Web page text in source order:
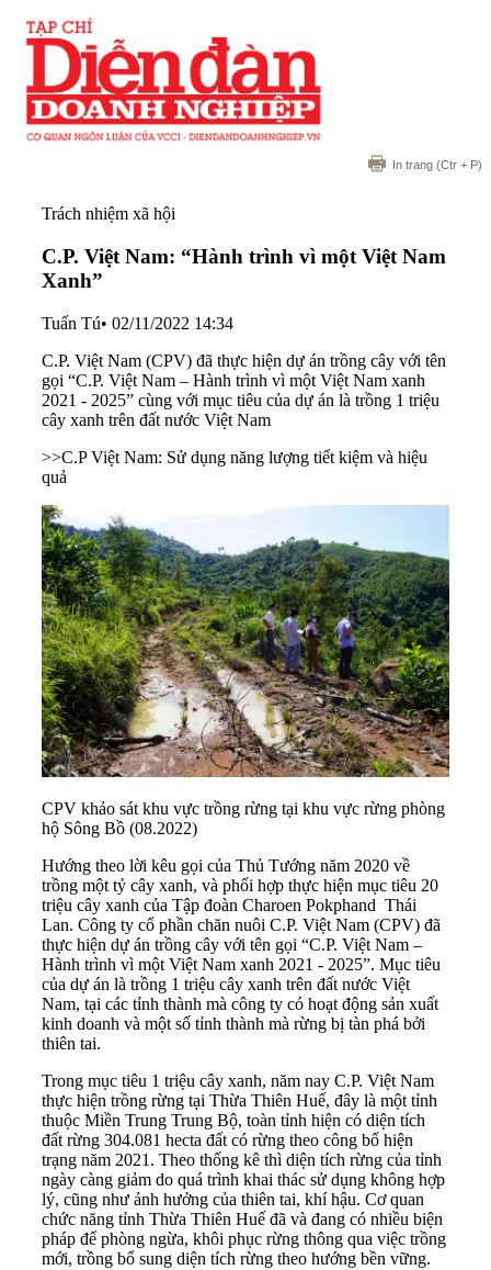
In trang (Ctr + P)
Trách nhiệm xã hội
C.P. Việt Nam: “Hành trình vì một Việt Nam
Xanh”
Tuấn Tú• 02/11/2022 14:34
C.P. Việt Nam (CPV) đã thực hiện dự án trồng cây với tên
gọi “C.P. Việt Nam – Hành trình vì một Việt Nam xanh
2021 - 2025” cùng với mục tiêu của dự án là trồng 1 triệu
cây xanh trên đất nước Việt Nam
>>C.P Việt Nam: Sử dụng năng lượng tiết kiệm và hiệu
quả
CPV khảo sát khu vực trồng rừng tại khu vực rừng phòng
hộ Sông Bồ (08.2022)
Hướng theo lời kêu gọi của Thủ Tướng năm 2020 về
trồng một tỷ cây xanh, và phối hợp thực hiện mục tiêu 20
triệu cây xanh của Tập đoàn Charoen Pokphand Thái
Lan. Công ty cổ phần chăn nuôi C.P. Việt Nam (CPV) đã
thực hiện dự án trồng cây với tên gọi “C.P. Việt Nam –
Hành trình vì một Việt Nam xanh 2021 - 2025”. Mục tiêu
của dự án là trồng 1 triệu cây xanh trên đất nước Việt
Nam, tại các tỉnh thành mà công ty có hoạt động sản xuất
kinh doanh và một số tỉnh thành mà rừng bị tàn phá bởi
thiên tai.
Trong mục tiêu 1 triệu cây xanh, năm nay C.P. Việt Nam
thực hiện trồng rừng tại Thừa Thiên Huế, đây là một tỉnh
thuộc Miền Trung Trung Bộ, toàn tỉnh hiện có diện tích
đất rừng 304.081 hecta đất có rừng theo công bố hiện
trạng năm 2021. Theo thống kê thì diện tích rừng của tỉnh
ngày càng giảm do quá trình khai thác sử dụng không hợp
lý, cũng như ảnh hưởng của thiên tai, khí hậu. Cơ quan
chức năng tỉnh Thừa Thiên Huế đã và đang có nhiều biện
pháp để phòng ngừa, khôi phục rừng thông qua việc trồng
mới, trồng bổ sung diện tích rừng theo hướng bền vững.